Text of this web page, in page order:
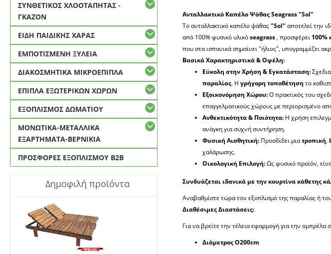
ΣΥΝΘΕΤΙΚΟΣ ΧΛΟΟΤΑΠΗΤΑΣ -
ΓΚΑΖΟΝ
ΕΙΔΗ ΠΑΙΔΙΚΗΣ ΧΑΡΑΣ
ΕΜΠΟΤΙΣΜΕΝΗ ΞΥΛΕΙΑ
ΔΙΑΚΟΣΜΗΤΙΚΑ ΜΙΚΡΟΕΠΙΠΛΑ
ΕΠΙΠΛΑ ΕΞΩΤΕΡΙΚΩΝ ΧΩΡΩΝ
ΕΞΟΠΛΙΣΜΟΣ ΔΩΜΑΤΙΟΥ
ΜΟΝΩΤΙΚΑ-ΜΕΤΑΛΛΙΚΑ
ΕΞΑΡΤΗΜΑΤΑ-ΒΕΡΝΙΚΙΑ
ΠΡΟΣΦΟΡΕΣ ΕΞΟΠΛΙΣΜΟΥ Β2Β
Δημοφιλή προϊόντα
Ανταλλακτικό Καπέλο Ψάθας Seagrass "Sol"
Το ανταλλακτικό καπέλο ψάθας"Sol" αποτελεί την
από 100% φυσικό υλικόseagrass, προσφέρει 100%
που στα ισπανικά σημαίνει "ήλιος", υπογραμμίζει
Βασικά Χαρακτηριστικά & Οφέλη:
Εύκολη στην Χρήση & Εγκατάσταση:
παραλίας. Η γρήγορη τοποθέτηση το
Εξοικονόμηση Χώρου:Ο πρακτικός του
επαγγελματικούς χώρους με περιορισμένο
Ανθεκτικότητα & Ποιότητα: Η χρήση
ανάγκη για συχνή συντήρηση.
Φυσική Αισθητική: Προσδίδει μιατροπική,
χαλάρωσης.
Οικολογική Επιλογή:Ως φυσικό προϊόν,
Συνδυάζεται ιδανικά με την κουρτίνα κάθετης
Αναβαθμίστε τώρα τον εξοπλισμό της παραλίας ή
Διαθέσιμες Διαστάσεις:
Για να βρείτε την τέλεια εφαρμογή για την ομπρέλα
Διάμετρος O200cm